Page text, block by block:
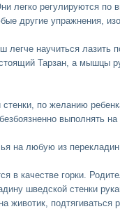
легко регулируются
другие упражнения,
научиться лазить
Тарзан, а мышцы
по желанию
выполнять
на любую из
качестве горки.
шведской стенки
животик,